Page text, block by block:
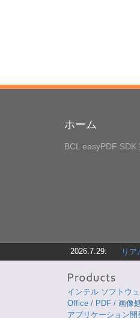
ホーム
BCL easyPDF SDK
2026.7.29: リ
インテル ソフトウ
Office / PDF / 画像
アプリケーション開